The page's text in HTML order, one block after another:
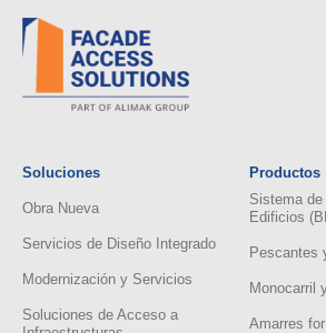
Soluciones
Obra Nueva
Servicios de Diseño Integrado
Modernización y Servicios
Soluciones de Acceso a
Productos
Sistema
Edificios
Pescantes
Monocarril
Amarres